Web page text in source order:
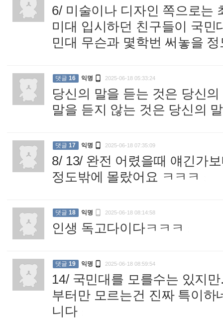
6/ 미술이나 디자인 쪽으로는
미대 입시하던 친구들이 국
민대 무슨과 몇학번 써놓을
댓글 16 익명  2025-06-18 05:33:24
당신의 말을 듣는 것은 당신
말을 듣지 않는 것은 당신의
댓글 17 익명  2025-06-18 07:35:09
8/ 13/ 완전 어렸을때 얘긴가
정도밖에 몰랐어요 ㅋㅋㅋ
댓글 18 익명  2025-06-18 08:14:58
인생 독고다이다ㅋㅋㅋ
댓글 19 익명  2025-06-18 08:59:54
14/ 국민대를 모를수는 있지
부터만 모르는건 진짜 특이
니다